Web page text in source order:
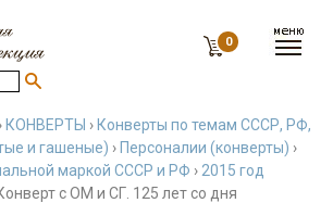
0
› КОНВЕРТЫ › Конверты по темам СССР, РФ,
и гашеные) › Персоналии (конверты) ›
маркой СССР и РФ › 2015 год
с ОМ и СГ. 125 лет со дня